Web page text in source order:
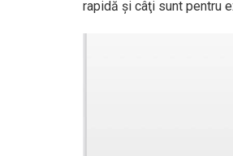
rapidă şi câţi sunt pentru